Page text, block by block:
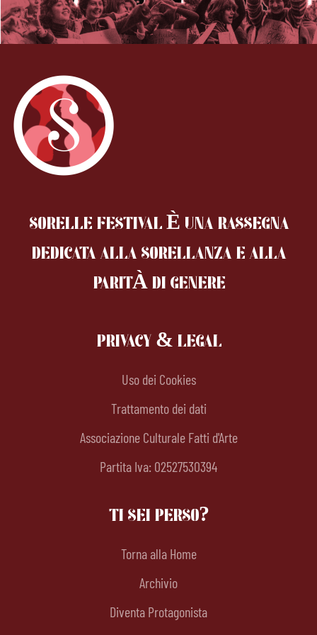
SORELLE FESTIVAL È UNA RASSEGNA
DEDICATA ALLA SORELLANZAE ALLA
PARITÀ DI GENERE
PRIVACY & LEGAL
Uso dei Cookies
Trattamento dei dati
Associazione Culturale Fatti d'Arte
Partita Iva: 02527530394
TI SEI PERSO?
Torna alla Home
Archivio
Diventa Protagonista